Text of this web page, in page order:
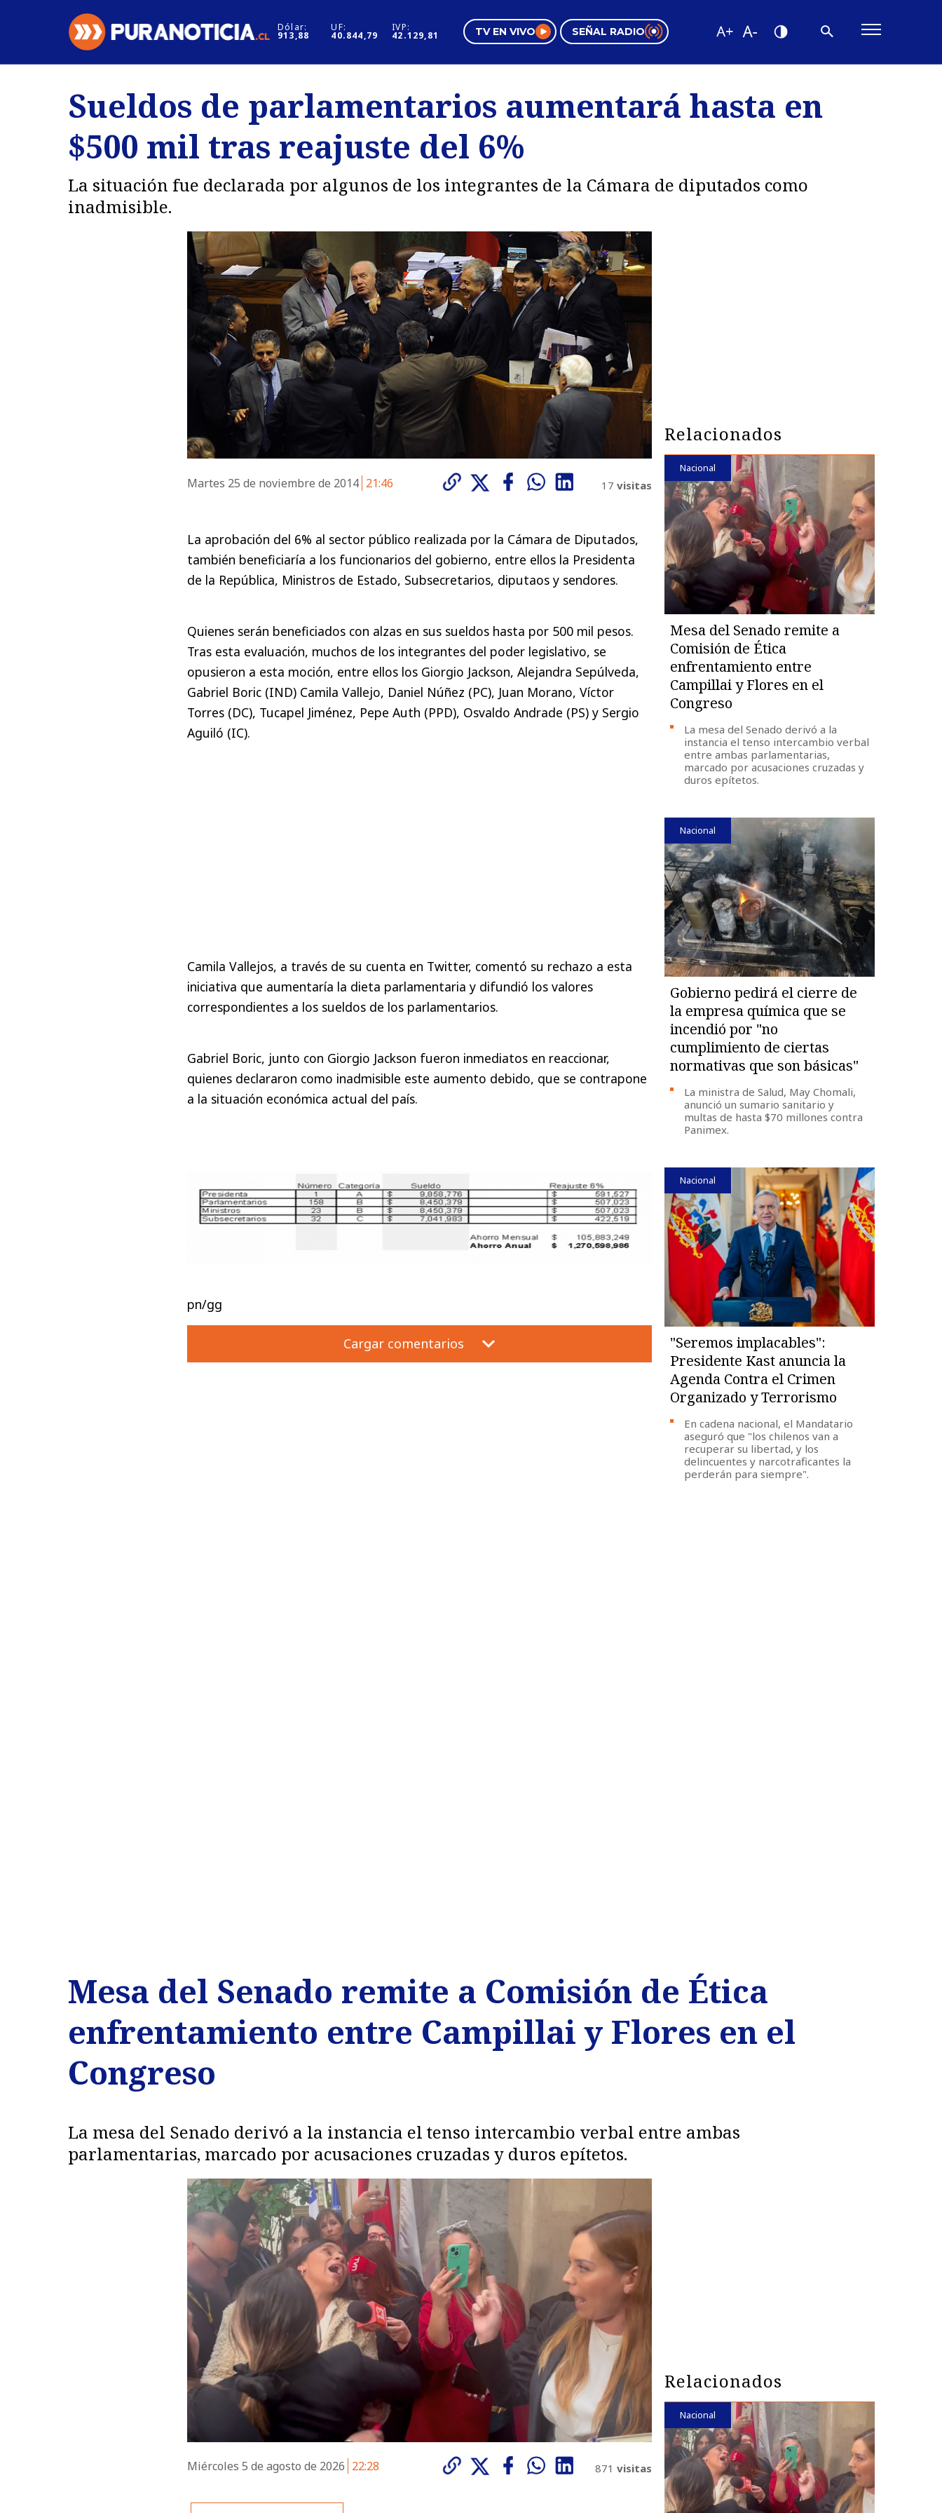
Dólar:
913,88
UF:
40.844,79
IVP:
42.129,81 TV EN VIVO SEÑAL RADIO
Regiones
Deportes
Internacional
Motores
Negocios
Pura Mujer
Tendencias
Sueldos de parlamentarios aumentará hasta en
$500 mil tras reajuste del 6%
La situación fue declarada por algunos de los integrantes de la Cámara de diputados como
inadmisible.
Martes 25 de noviembre de 2014 21:46 17 visitas
La aprobación del 6% al sector público realizada por la Cámara de Diputados,
también beneficiaría a los funcionarios del gobierno, entre ellos la Presidenta
de la República, Ministros de Estado, Subsecretarios, diputaos y sendores.
Quienes serán beneficiados con alzas en sus sueldos hasta por 500 mil pesos.
Tras esta evaluación, muchos de los integrantes del poder legislativo, se
opusieron a esta moción, entre ellos los Giorgio Jackson, Alejandra Sepúlveda,
Gabriel Boric (IND) Camila Vallejo, Daniel Núñez (PC), Juan Morano, Víctor
Torres (DC), Tucapel Jiménez, Pepe Auth (PPD), Osvaldo Andrade (PS) y Sergio
Aguiló (IC).
Camila Vallejos, a través de su cuenta en Twitter, comentó su rechazo a esta
iniciativa que aumentaría la dieta parlamentaria y difundió los valores
correspondientes a los sueldos de los parlamentarios.
Gabriel Boric, junto con Giorgio Jackson fueron inmediatos en reaccionar,
quienes declararon como inadmisible este aumento debido, que se contrapone
a la situación económica actual del país.
pn/gg
Cargar comentarios
Relacionados
Nacional
Mesa del Senado remite a
Comisión de Ética
enfrentamiento entre
Campillai y Flores en el
Congreso
La mesa del Senado derivó a la
instancia el tenso intercambio verbal
entre ambas parlamentarias,
marcado por acusaciones cruzadas y
duros epítetos.
Nacional
Gobierno pedirá el cierre de
la empresa química que se
incendió por "no
cumplimiento de ciertas
normativas que son básicas"
La ministra de Salud, May Chomali,
anunció un sumario sanitario y
multas de hasta $70 millones contra
Panimex.
Nacional
"Seremos implacables":
Presidente Kast anuncia la
Agenda Contra el Crimen
Organizado y Terrorismo
En cadena nacional, el Mandatario
aseguró que "los chilenos van a
recuperar su libertad, y los
delincuentes y narcotraficantes la
perderán para siempre".
Mesa del Senado remite a Comisión de Ética
enfrentamiento entre Campillai y Flores en el
Congreso
La mesa del Senado derivó a la instancia el tenso intercambio verbal entre ambas
parlamentarias, marcado por acusaciones cruzadas y duros epítetos.
Miércoles 5 de agosto de 2026 22:28 871 visitas
Relacionados
Nacional